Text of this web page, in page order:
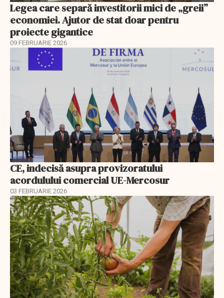
Legea care separă investitorii mici de „greii”
economiei. Ajutor de stat doar pentru
proiecte gigantice
09 FEBRUARIE 2026
CE, indecisă asupra provizoratului
acordulului comercial UE-Mercosur
03 FEBRUARIE 2026